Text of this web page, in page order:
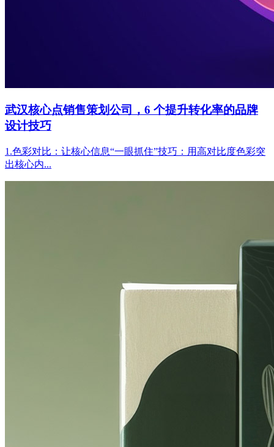
武汉核心点销售策划公司，6 个提升转化率的品牌
设计技巧
1.色彩对比：让核心信息“一眼抓住”技巧：用高对比度色彩突
出核心内...